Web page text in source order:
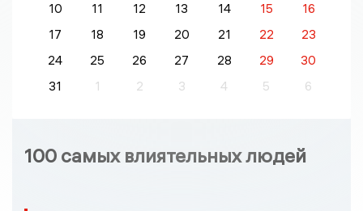
10
11 12 13 14 15
16
17
18 19 20 21 22
23
24
25 26 27 28 29
30
31
1 2 3 4 5 6
100 самых влиятельных людей